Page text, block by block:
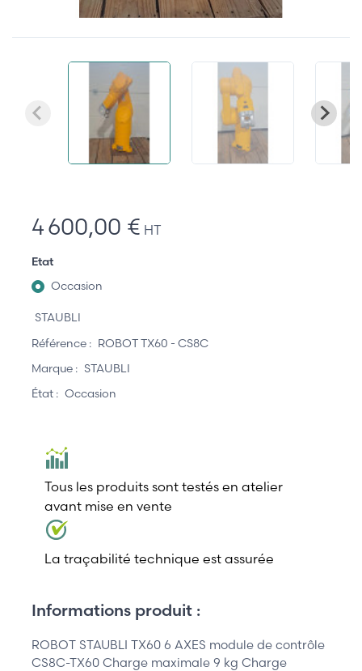
4 600,00 € HT
Etat
Occasion
STAUBLI
Référence : ROBOT TX60 - CS8C
Marque : STAUBLI
État : Occasion
Tous les produits sont testés en atelier
avant mise en vente
La traçabilité technique est assurée
Informations produit :
ROBOT STAUBLI TX60 6 AXES module de contrôle
CS8C-TX60 Charge maximale 9 kg Charge